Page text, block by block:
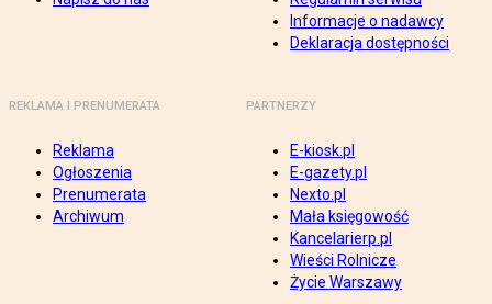
Informacje o nadawcy
Deklaracja dostępności
REKLAMA I PRENUMERATA
Reklama
Ogłoszenia
Prenumerata
Archiwum
PARTNERZY
E-kiosk.pl
E-gazety.pl
Nexto.pl
Mała księgowość
Kancelarierp.pl
Wieści Rolnicze
Życie Warszawy